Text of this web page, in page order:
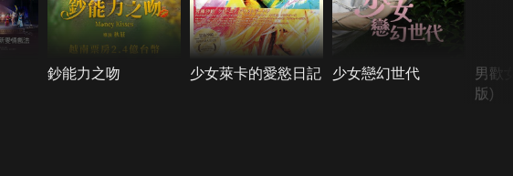
鈔能力之吻 少女萊卡的愛慾日記 少女戀幻世代
男歡
版)